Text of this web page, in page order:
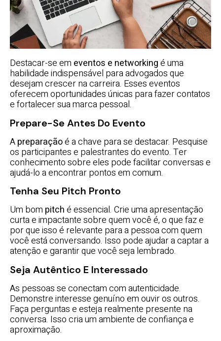
Destacar-se em eventos e networkingé uma
habilidade indispensável para advogados que
desejam crescer na carreira. Esses eventos
oferecem oportunidades únicas para fazer contatos
e fortalecer sua marca pessoal.
Prepare-Se Antes Do Evento
Apreparaçãoé a chave para se destacar. Pesquise
os participantes e palestrantes do evento. Ter
conhecimento sobre eles pode facilitar conversas e
ajudá-lo a encontrar pontos em comum.
Tenha Seu Pitch Pronto
Um bom pitché essencial. Crie uma apresentação
curta e impactante sobre quem você é, o que faz e
por que isso é relevante para a pessoa com quem
você está conversando. Isso pode ajudar a captar a
atenção e garantir que você seja lembrado.
Seja Autêntico E Interessado
As pessoas se conectam com autenticidade.
Demonstre interesse genuíno em ouvir os outros.
Faça perguntas e esteja realmente presente na
conversa. Isso cria um ambiente de confiança e
aproximação.